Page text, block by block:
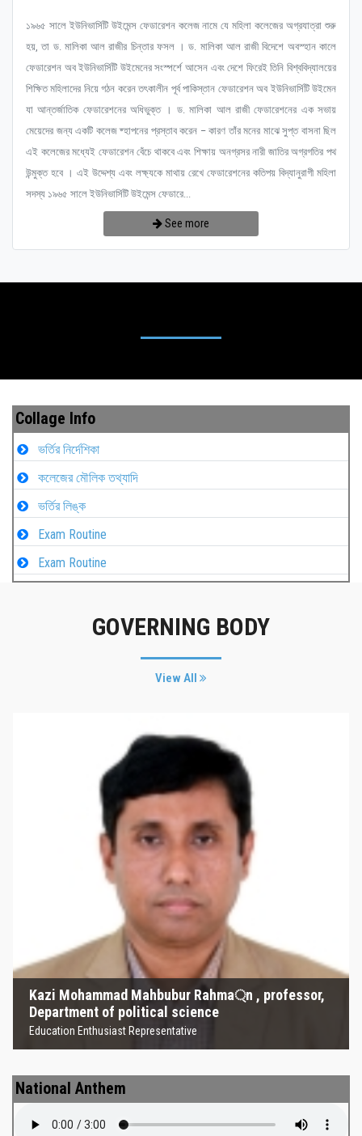
১৯৬৫ সালে ইউনিভার্সিটি উইমেন্স ফেডারেশন কলেজ নামে যে মহিলা কলেজের অগ্রযাত্রা শুরু
হয়, তা ড. মালিকা আল রাজীর চিন্তার ফসল । ড. মালিকা আল রাজী বিদেশে অবস্হান কালে
ফেডারেশন অব ইউনিভার্সিটি উইমেনের সংস্পর্শে আসেন এবং দেশে ফিরেই তিনি বিশ্ববিদ্যালয়ের
শিক্ষিত মহিলাদের নিয়ে গঠন করেন তৎকালীন পূর্ব পাকিস্তান ফেডারেশন অব ইউনিভার্সিটি উইমেন
যা আন্তর্জাতিক ফেডারেশনের অধিভুক্ত । ড. মালিকা আল রাজী ফেডারেশনের এক সভায়
মেয়েদের জন্য একটি কলেজ ষ্হাপনের প্রস্তাব করেন – কারণ তাঁর মনের মাঝে সুপ্ত বাসনা ছিল
এই কলেজের মধ্যেই ফেডারেশন বেঁচে থাকবে এবং শিক্ষায় অনগ্রসর নারী জাতির অগ্রগতির পথ
উন্মুক্ত হবে । এই উদ্দেশ্য এবং লক্ষ্যকে মাথায় রেখে ফেডারেশনের কতিপয় বিদ্যানুরাগী মহিলা
সদস্য ১৯৬৫ সালে ইউনিভার্সিটি উইমেন্স ফেডারে...
See more
Collage Info
ভর্তির নির্দেশিকা
কলেজের মৌলিক তথ্যাদি
ভর্তির লিঙ্ক
Exam Routine
Exam Routine
GOVERNING BODY
View All
Kazi Mohammad Mahbubur Rahma্‌n , professor,
Department of political science
Education Enthusiast Representative
Kazi Mohammad Mahbubur
Rahma্‌n , professor, Department
of political science
Education Enthusiast Representative
National Anthem